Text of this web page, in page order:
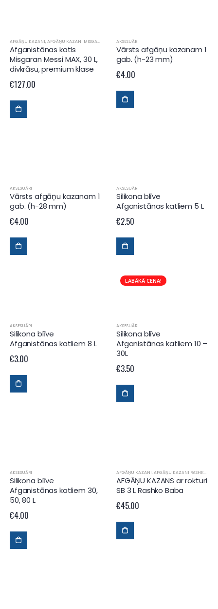
AFGĀŅU KAZANI, AFGĀŅU KAZANI MISGARAN
Afganistānas katls
Misgaran Messi MAX, 30 L,
divkrāsu, premium klase
€127.00
AKSESUĀRI
Vārsts afgāņu kazanam 1
gab. (h-23 mm)
€4.00
AKSESUĀRI
Vārsts afgāņu kazanam 1
gab. (h-28 mm)
€4.00
AKSESUĀRI
Silikona blīve
Afganistānas katliem 5 L
€2.50
AKSESUĀRI
Silikona blīve
Afganistānas katliem 8 L
€3.00
LABĀKĀ CENA!
AKSESUĀRI
Silikona blīve
Afganistānas katliem 10 –
30L
€3.50
AKSESUĀRI
Silikona blīve
Afganistānas katliem 30,
50, 80 L
€4.00
AFGĀŅU KAZANI, AFGĀŅU KAZANI RASHKO BABA
AFGĀŅU KAZANS ar rokturi
SB 3 L Rashko Baba
€45.00